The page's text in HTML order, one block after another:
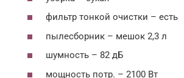
фильтр тонкой очистки – есть
пылесборник – мешок 2,3 л
шумность – 82 дБ
мощность потр. – 2100 Вт